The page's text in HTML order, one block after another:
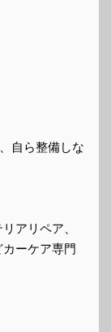
自ら整備しな
アリペア、
ーケア専門